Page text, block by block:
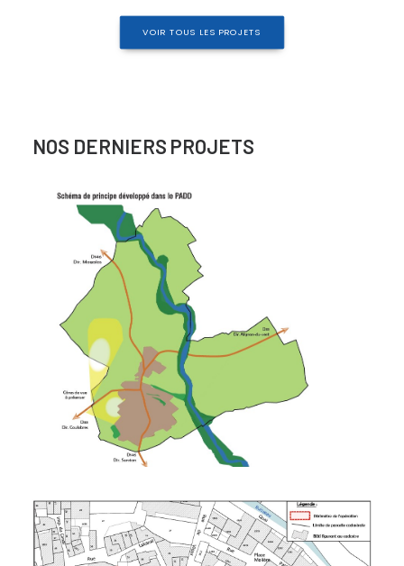
VOIR TOUS LES PROJETS
NOS DERNIERS PROJETS
Urbanisme Réglementaire